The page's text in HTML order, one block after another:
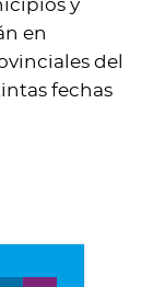
y
en
del
fechas